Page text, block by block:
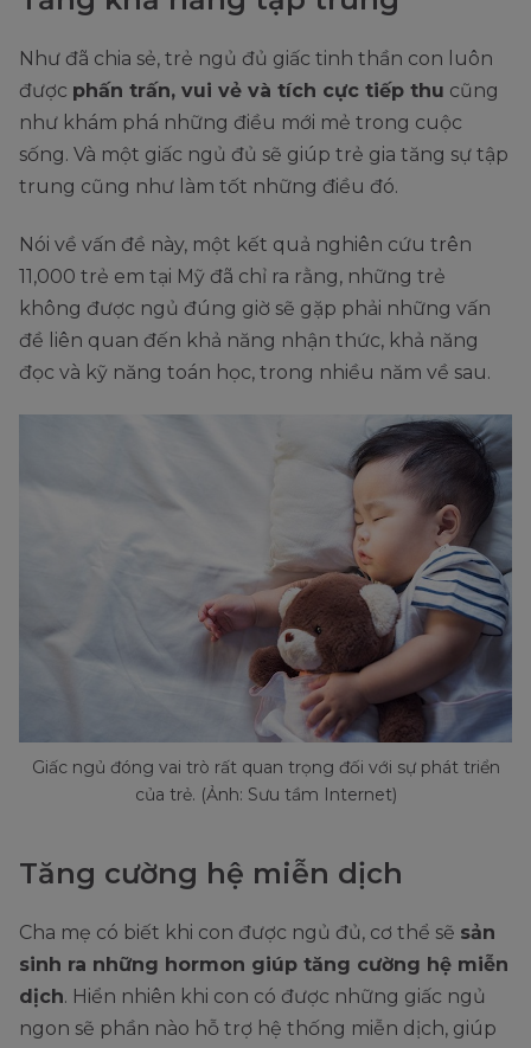
Như đã chia sẻ, trẻ ngủ đủ giấc tinh thần con luôn
được phấn trấn, vui vẻ và tích cực tiếp thu cũng
như khám phá những điều mới mẻ trong cuộc
sống. Và một giấc ngủ đủ sẽ giúp trẻ gia tăng sự tập
trung cũng như làm tốt những điều đó.
Nói về vấn đề này, một kết quả nghiên cứu trên
11,000 trẻ em tại Mỹ đã chỉ ra rằng, những trẻ
không được ngủ đúng giờ sẽ gặp phải những vấn
đề liên quan đến khả năng nhận thức, khả năng
đọc và kỹ năng toán học, trong nhiều năm về sau.
Giấc ngủ đóng vai trò rất quan trọng đối với sự phát triển
của trẻ. (Ảnh: Sưu tầm Internet)
Tăng cường hệ miễn dịch
Cha mẹ có biết khi con được ngủ đủ, cơ thể sẽ sản
sinh ra những hormon giúp tăng cường hệ miễn
dịch. Hiển nhiên khi con có được những giấc ngủ
ngon sẽ phần nào hỗ trợ hệ thống miễn dịch, giúp